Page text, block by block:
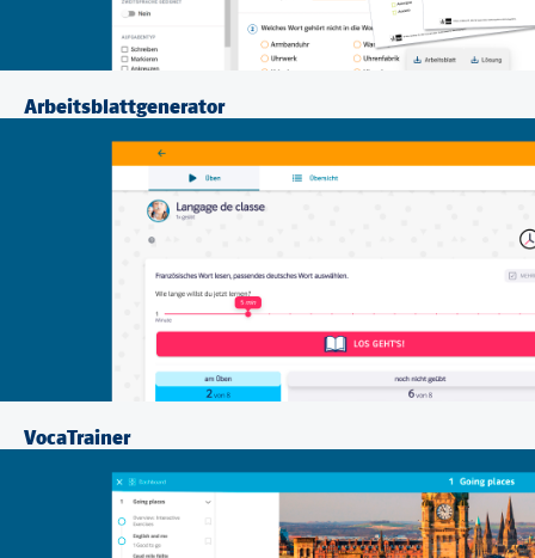
Arbeitsblattgenerator
VocaTrainer